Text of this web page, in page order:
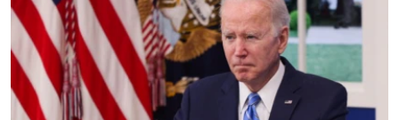
ပင်မ
ညွန်း
စာမျက်နှာ
ရုပ်ရှင်ထဲက အင်္ဂလိပ်စာ
သုတပဒေသာ အင်္ဂလိပ်စာ
တီဗွီ
ရေဒီယို/တီဗွီအစီအစဉ်
Learning English
ဗွီအိုအေ လူမှုကွန်ယက်များ